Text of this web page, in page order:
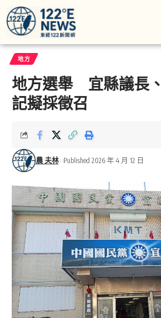
地方
地方選舉 宜縣議長
記擬採徵召
農 夫林 Published 2026 年 4 月 12 日